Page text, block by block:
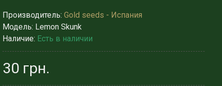
Производитель: Gold seeds - Испания
Модель: Lemon Skunk
Наличие: Есть в наличии
30 грн.